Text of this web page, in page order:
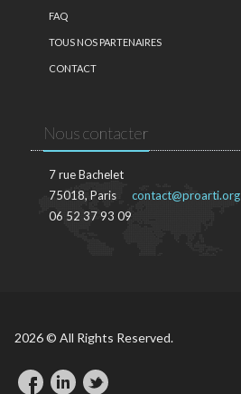
FAQ
TOUS NOS PARTENAIRES
CONTACT
Nous contacter
7 rue Bachelet
75018, Paris
06 52 37 93 09
contact@proarti.org
2026 © All Rights Reserved.